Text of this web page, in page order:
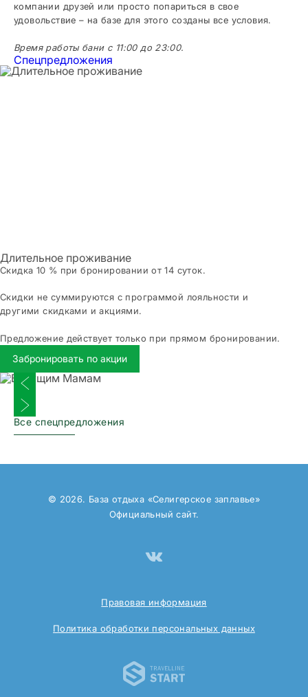
компании друзей или просто попариться в свое
удовольствие – на базе для этого созданы все условия.
Время работы бани с 11:00 до 23:00.
Спецпредложения
Длительное проживание
Скидка 10 % при бронировании от 14 суток.
Скидки не суммируются с программой лояльности и
другими скидками и акциями.
Предложение действует только при прямом бронировании.
Забронировать по акции
суммируется с другими акциями и скидочными
Предыдущий слайд
Следующий слайд
Все спецпредложения
© 2026. База отдыха «Селигерское заплавье»
Официальный сайт.
Правовая информация
Политика обработки персональных данных
Travelline